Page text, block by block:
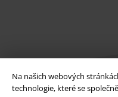
Na našich webových
technologie, které se